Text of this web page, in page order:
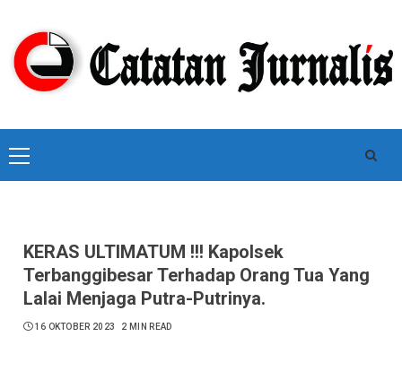
content
Primary
Menu
KERAS ULTIMATUM !!! Kapolsek
Terbanggibesar Terhadap Orang Tua Yang
Lalai Menjaga Putra-Putrinya.
16 OKTOBER 2023 2 MIN READ